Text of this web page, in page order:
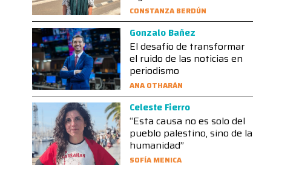
CONSTANZA BERDÚN
Gonzalo Bañez
El desafío de transformar
el ruido de las noticias en
periodismo
ANA OTHARÁN
Celeste Fierro
“Esta causa no es solo del
pueblo palestino, sino de la
humanidad”
SOFÍA MENICA